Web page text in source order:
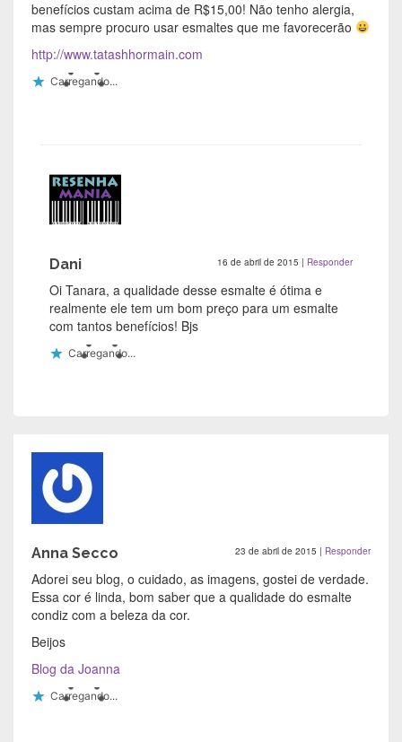
benefícios custam acima de R$15,00! Não tenho alergia,
mas sempre procuro usar esmaltes que me favorecerão
http://www.tatashhormain.com
Carregando...
Dani 16 de abril de 2015 | Responder
Oi Tanara, a qualidade desse esmalte é ótima e
realmente ele tem um bom preço para um esmalte
com tantos benefícios! Bjs
Carregando...
Anna Secco 23 de abril de 2015 | Responder
Adorei seu blog, o cuidado, as imagens, gostei de verdade.
Essa cor é linda, bom saber que a qualidade do esmalte
condiz com a beleza da cor.
Beijos
Blog da Joanna
Carregando...